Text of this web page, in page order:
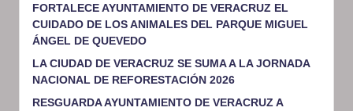
FORTALECE AYUNTAMIENTO DE VERACRUZ EL
CUIDADO DE LOS ANIMALES DEL PARQUE MIGUEL
ÁNGEL DE QUEVEDO
LA CIUDAD DE VERACRUZ SE SUMA A LA JORNADA
NACIONAL DE REFORESTACIÓN 2026
RESGUARDA AYUNTAMIENTO DE VERACRUZ A